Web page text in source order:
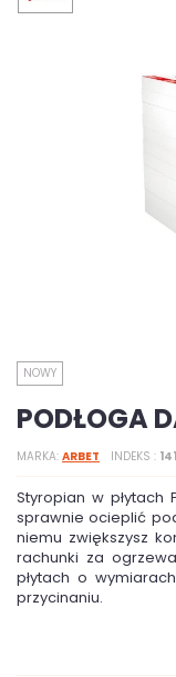
NOWY
PODŁOGA
MARKA ARBET INDEKS
Styropian w płytach
sprawnie ocieplić
niemu zwiększysz
rachunki za
płytach o
przycinaniu.